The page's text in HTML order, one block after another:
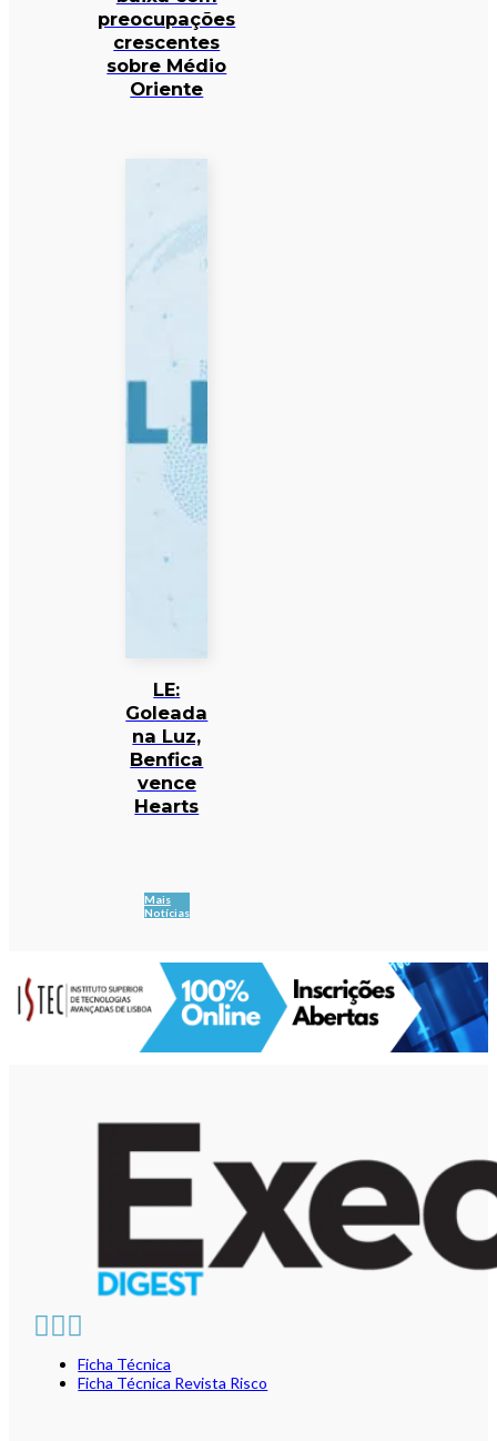
preocupações
crescentes
sobre Médio
Oriente
LE:
Goleada
na Luz,
Benfica
vence
Hearts
Mais
Notícias
Ficha Técnica
Ficha Técnica Revista Risco